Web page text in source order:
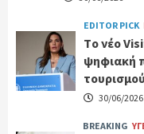
EDITOR PICK
Tο νέο
ψηφιακή
τουρισμού
30/06/2026
BREAKING